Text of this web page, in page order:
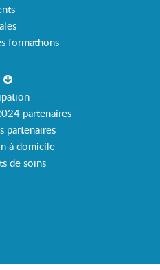
formathons
partenaires
partenaires
à domicile
de soins